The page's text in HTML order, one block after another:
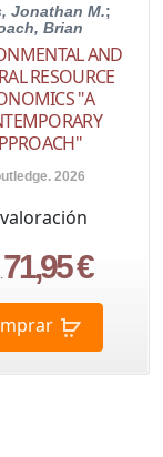
Jonathan M.;
Brian
AND
RESOURCE
"A
2026
71,95 €